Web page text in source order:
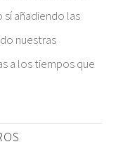
añadiendo las
nuestras
a los tiempos que